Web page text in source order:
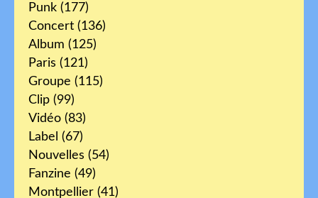
Punk (177)
Concert (136)
Album (125)
Paris (121)
Groupe (115)
Clip (99)
Vidéo (83)
Label (67)
Nouvelles (54)
Fanzine (49)
Montpellier (41)